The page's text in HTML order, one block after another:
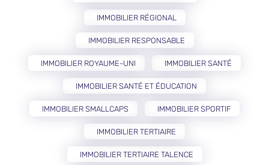
IMMOBILIER RÉGIONAL
IMMOBILIER RESPONSABLE
IMMOBILIER ROYAUME-UNI IMMOBILIER SANTÉ
IMMOBILIER SANTÉ ET ÉDUCATION
IMMOBILIER SMALLCAPS IMMOBILIER SPORTIF
IMMOBILIER TERTIAIRE
IMMOBILIER TERTIAIRE TALENCE